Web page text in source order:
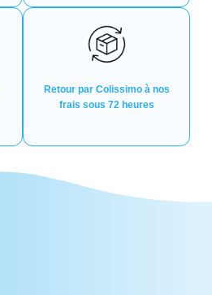
Retour par Colissimo à nos
frais sous 72 heures